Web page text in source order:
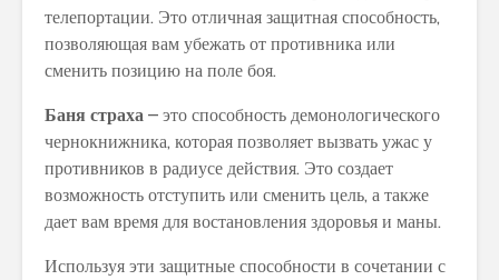
телепортации. Это отличная защитная способность,
позволяющая вам убежать от противника или
сменить позицию на поле боя.
Баня страха – это способность демонологического
чернокнижника, которая позволяет вызвать ужас у
противников в радиусе действия. Это создает
возможность отступить или сменить цель, а также
дает вам время для востановления здоровья и маны.
Используя эти защитные способности в сочетании с